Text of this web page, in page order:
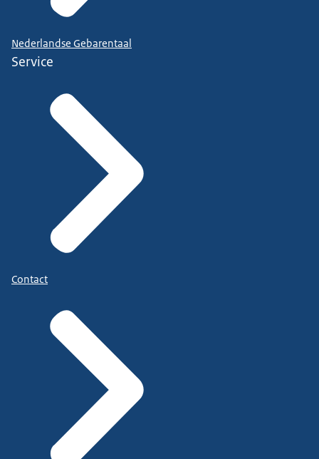
Nederlandse Gebarentaal
Service
Contact